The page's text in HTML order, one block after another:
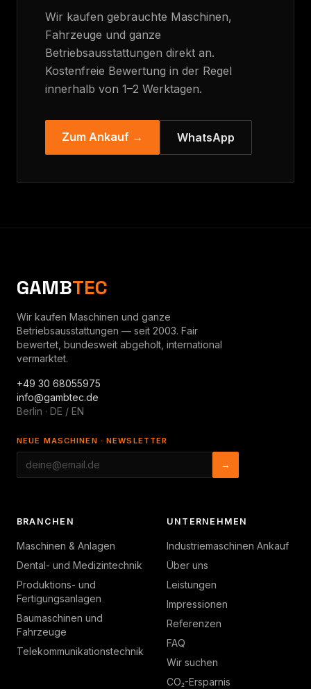
Wir kaufen gebrauchte Maschinen,
Fahrzeuge und ganze
Betriebsausstattungen direkt an.
Kostenfreie Bewertung in der Regel
innerhalb von 1–2 Werktagen.
Zum Ankauf → WhatsApp
GAMBTEC
Wir kaufen Maschinen und ganze
Betriebsausstattungen — seit 2003. Fair
bewertet, bundesweit abgeholt, international
vermarktet.
+49 30 68055975
info@gambtec.de
Berlin · DE / EN
NEUE MASCHINEN · NEWSLETTER
→
BRANCHEN
Maschinen & Anlagen
Dental- und Medizintechnik
Produktions- und
Fertigungsanlagen
Baumaschinen und
Fahrzeuge
Telekommunikationstechnik
UNTERNEHMEN
Industriemaschinen Ankauf
Über uns
Leistungen
Impressionen
Referenzen
FAQ
Wir suchen
CO₂-Ersparnis